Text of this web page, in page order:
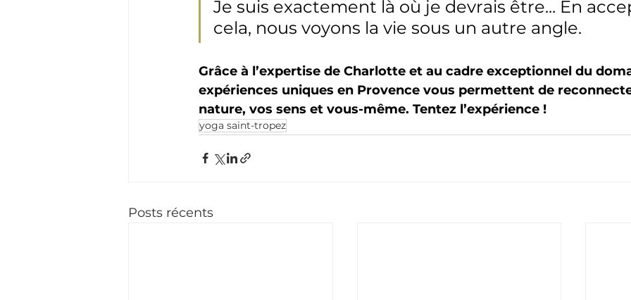
Je suis exactement là où je devrais être... En
cela, nous voyons la vie sous un autre angle.
Grâce à l’expertise de Charlotte et au cadre exceptionnel du
expériences uniques en Provence vous permettent de
nature, vos sens et vous-même. Tentez l’expérience !
yoga saint-tropez
Posts récents